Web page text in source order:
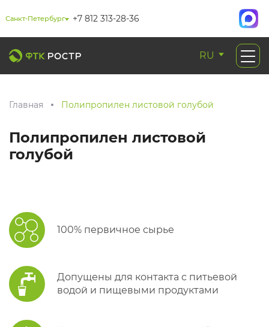
Санкт-Петербург +7 812 313-28-36
RU
Главная Полипропилен листовой голубой
Полипропилен листовой
голубой
100% первичное сырье
Допущены для контакта с питьевой
водой и пищевыми продуктами